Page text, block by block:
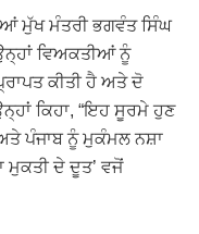
ਮੁੱਖ ਮੰਤਰੀ ਭਗਵੰਤ ਸਿੰਘ
ਵਿਅਕਤੀਆਂ ਨੂੰ
ਕੀਤੀ ਹੈ ਅਤੇ ਦੋ
ਕਿਹਾ, “ਇਹ ਸੂਰਮੇ ਹੁਣ
ਪੰਜਾਬ ਨੂੰ ਮੁਕੰਮਲ ਨਸ਼ਾ
ਦੇ ਦੂਤ’ ਵਜੋਂ